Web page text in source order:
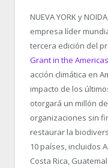
NUEVA YORK y
empresa líder
tercera edición del
Grant in the Americas
acción climática en
impacto de los
otorgará un millón
organizaciones sin
restaurar la
10 países, incluidos
Costa Rica,